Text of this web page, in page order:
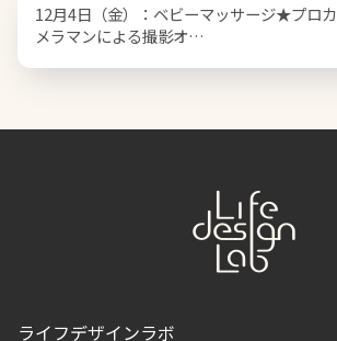
12月4日（金）：ベビーマッサージ★プロカ
メラマンによる撮影オ…
ライフデザインラボ